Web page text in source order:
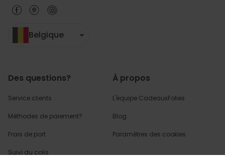
Belgique
Des questions?
Service clients
Méthodes de paiement?
Frais de port
Suivi du colis
À propos
L'équipe CadeauxFolies
Blog
Paramètres des cookies